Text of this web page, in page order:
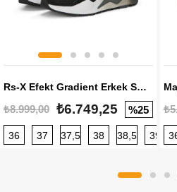
Rs-X Efekt Gradient Erkek Sneaker
₺8.999,00 ₺6.749,25 %25
36 37 37,5 38 38,5 39